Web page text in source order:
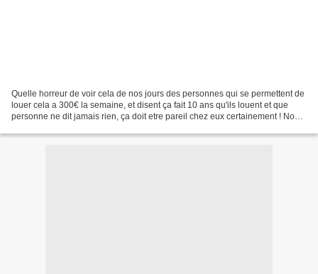
Quelle horreur de voir cela de nos jours des personnes qui se permettent de
louer cela a 300€ la semaine, et disent ça fait 10 ans qu'ils louent et que
personne ne dit jamais rien, ça doit etre pareil chez eux certainement ! Nous